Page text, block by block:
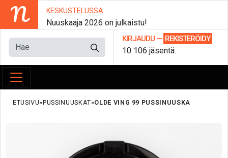
N KESKUSTELUSSA
Nuuskaaja 2026 on julkaistu!
KIRJAUDU — REKISTERÖIDY
10 106 jäsentä.
ETUSIVU PUSSINUUSKAT OLDE VING 99 PUSSINUUSKA